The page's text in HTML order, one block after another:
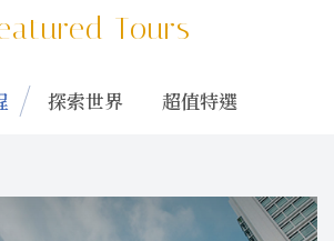
Tours
探索世界 超值特選